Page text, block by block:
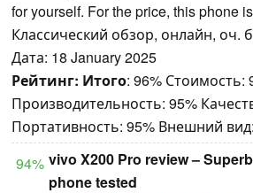
for yourself. For the price, this phone
Классический обзор, онлайн, оч.
Дата: 18 January 2025
Рейтинг: Итого: 96% Стоимость:
Производительность: 95%
Портативность: 95% Внешний
94% vivo X200 Pro review –
phone tested